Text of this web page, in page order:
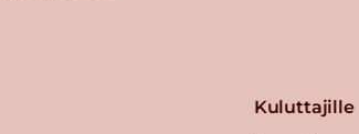
Kuluttajille